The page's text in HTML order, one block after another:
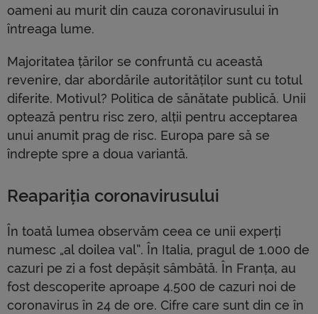
oameni au murit din cauza coronavirusului în
întreaga lume.
Majoritatea țărilor se confruntă cu această
revenire, dar abordările autorităților sunt cu totul
diferite. Motivul? Politica de sănătate publică. Unii
optează pentru risc zero, alții pentru acceptarea
unui anumit prag de risc. Europa pare să se
îndrepte spre a doua variantă.
Reapariția coronavirusului
În toată lumea observăm ceea ce unii experți
numesc „al doilea val”. În Italia, pragul de 1.000 de
cazuri pe zi a fost depășit sâmbătă. În Franța, au
fost descoperite aproape 4.500 de cazuri noi de
coronavirus în 24 de ore. Cifre care sunt din ce în